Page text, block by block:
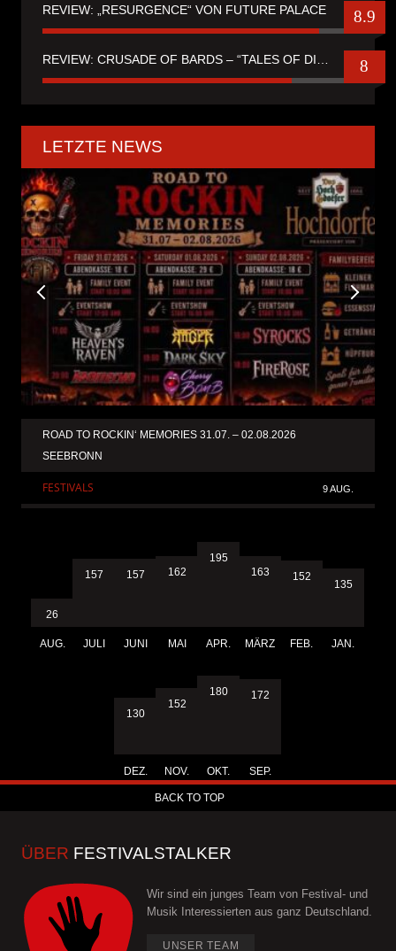
REVIEW: „RESURGENCE“ VON FUTURE PALACE 8.9
8
LETZTE NEWS
ROAD TO ROCKIN‘ MEMORIES 31.07. – 02.08.2026
SEEBRONN
FESTIVALS 9 AUG.
26
AUG.
157
JULI
157
JUNI
162
MAI
195
APR.
163
MÄRZ
152
FEB.
135
JAN.
130
DEZ.
152
NOV.
180
OKT.
172
SEP.
BACK TO TOP
ÜBER FESTIVALSTALKER
Wir sind ein junges Team von Festival- und
Musik Interessierten aus ganz Deutschland.
UNSER TEAM